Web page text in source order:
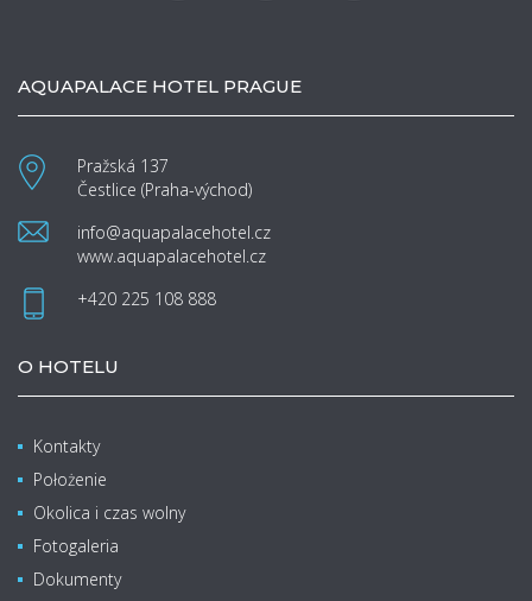
AQUAPALACE HOTEL PRAGUE
Pražská 137
Čestlice (Praha-východ)
info@aquapalacehotel.cz
www.aquapalacehotel.cz
+420 225 108 888
O HOTELU
Kontakty
Położenie
Okolica i czas wolny
Fotogaleria
Dokumenty